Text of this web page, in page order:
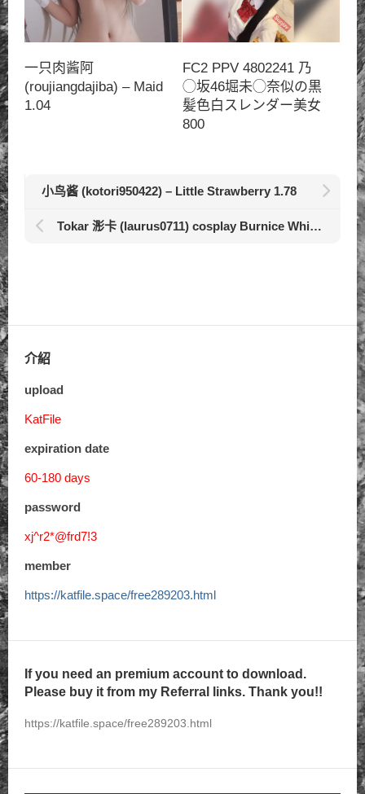
一只肉酱阿
(roujiangdajiba) – Maid
1.04
FC2 PPV 4802241 乃
◯坂46堀未◯奈似の黒
髪色白スレンダー美女
800
小鸟酱 (kotori950422) – Little Strawberry 1.78
Tokar 浵卡 (laurus0711) cosplay Burnice White – Zenless Zone Zero 1.3
介紹
upload
KatFile
expiration date
60-180 days
password
xj^r2*@frd7!3
member
https://katfile.space/free289203.html
If you need an premium account to download.
Please buy it from my Referral links. Thank you!!
https://katfile.space/free289203.html